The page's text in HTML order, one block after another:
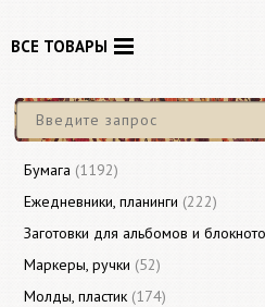
ВСЕ ТОВАРЫ
Бумага (1192)
Ежедневники, планинги (222)
Заготовки для альбомов и
Маркеры, ручки (52)
Молды, пластик (174)